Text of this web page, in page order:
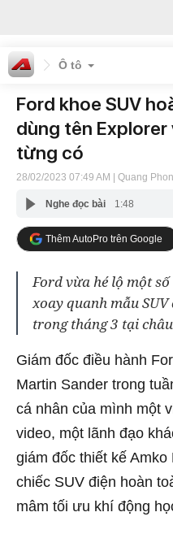
Ô tô
Ford khoe SUV
dùng tên
từng có
28/02/2023 07:49 AM | Quang
Nghe đọc bài 1:48
Thêm AutoPro trên Google
Ford vừa hé lộ một
xoay quanh mẫu
trong tháng 3 tại
Giám đốc điều hành
Martin Sander trong
cá nhân của mình một
video, một lãnh đạo
giám đốc thiết kế
chiếc SUV điện hoàn
mâm tối ưu khí động